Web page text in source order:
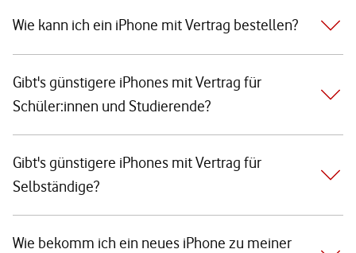
Wie kann ich ein iPhone mit Vertrag bestellen?
Gibt's günstigere iPhones mit Vertrag für
Schüler:innen und Studierende?
Gibt's günstigere iPhones mit Vertrag für
Selbständige?
Wie bekomm ich ein neues iPhone zu meiner